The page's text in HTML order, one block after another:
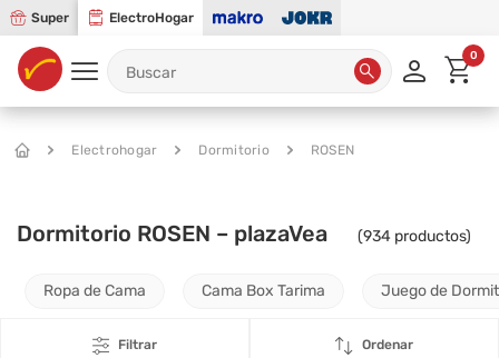
Super ElectroHogar
0
Electrohogar Dormitorio ROSEN
Dormitorio ROSEN – plazaVea (934 productos)
Ropa de Cama Cama Box Tarima Juego de
Filtrar Ordenar